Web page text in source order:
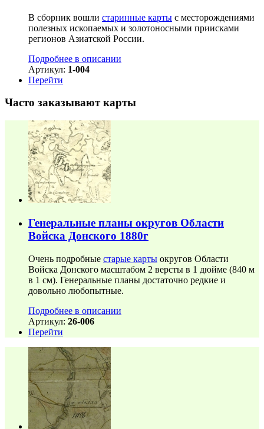
В сборник вошли старинные карты с месторождениями
полезных ископаемых и золотоносными приисками
регионов Азиатской России.
Подробнее в описании
Артикул: 1-004
Перейти
Часто заказывают карты
Генеральные планы округов Области
Войска Донского 1880г
Очень подробные старые карты округов Области
Войска Донского масштабом 2 версты в 1 дюйме (840 м
в 1 см). Генеральные планы достаточно редкие и
довольно любопытные.
Подробнее в описании
Артикул: 26-006
Перейти